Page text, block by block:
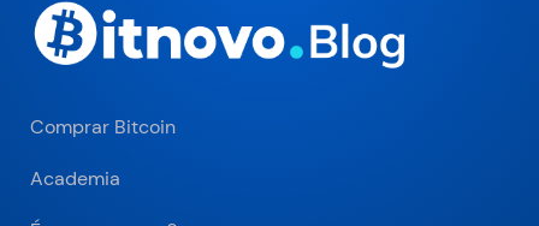
Comprar Bitcoin
Academia